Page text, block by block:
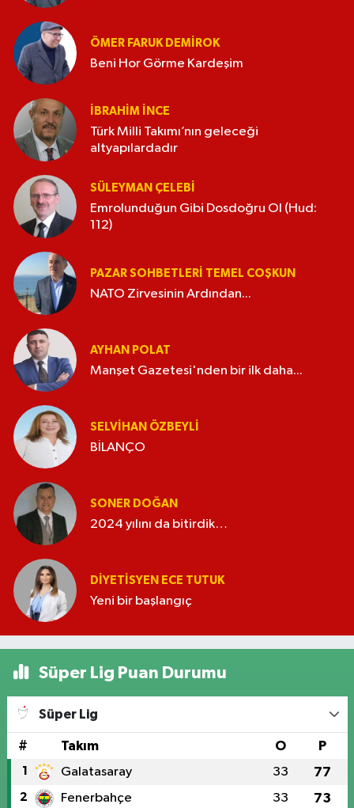
ÖMER FARUK DEMIROK
Beni Hor Görme Kardeşim
İBRAHIM İNCE
Türk Milli Takımı’nın geleceği
altyapılardadır
SÜLEYMAN ÇELEBI
Emrolunduğun Gibi Dosdoğru Ol (Hud:
112)
PAZAR SOHBETLERI TEMEL COŞKUN
NATO Zirvesinin Ardından...
AYHAN POLAT
Manşet Gazetesi'nden bir ilk daha...
SELVIHAN ÖZBEYLI
BİLANÇO
SONER DOĞAN
2024 yılını da bitirdik…
DIYETISYEN ECE TUTUK
Yeni bir başlangıç
Süper Lig Puan Durumu
Süper Lig
# Takım O P
1 Galatasaray 33 77
2 Fenerbahçe 33 73